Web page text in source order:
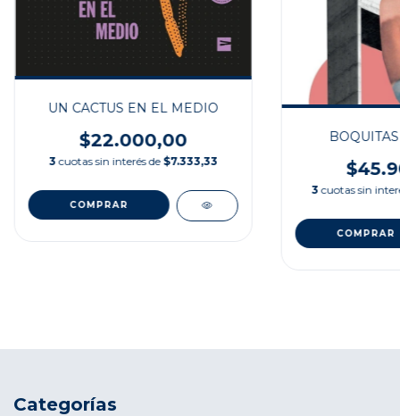
UN CACTUS EN EL MEDIO
$22.000,00
3 cuotas sin interés de $7.333,33
3 cuotas sin
Categorías